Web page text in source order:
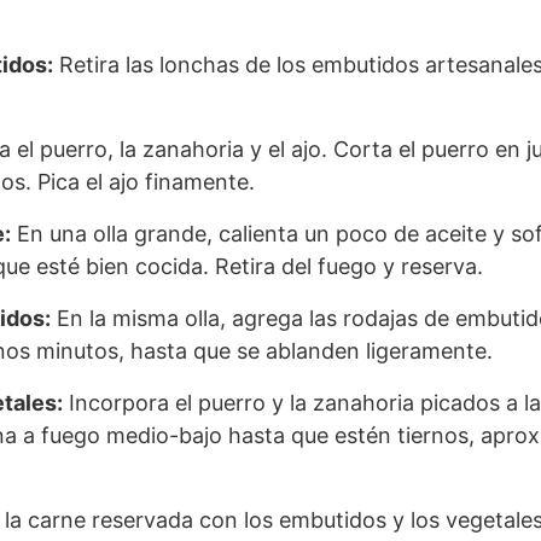
Retira las lonchas de los embutidos
el puerro, la zanahoria y el ajo. Corta el puerro en
Pica el ajo finamente.
En una olla grande, calienta un poco de aceite y
esté bien cocida. Retira del fuego y reserva.
En la misma olla, agrega las rodajas de
minutos, hasta que se ablanden ligeramente.
Incorpora el puerro y la zanahoria picados a
a fuego medio-bajo hasta que estén tiernos,
carne reservada con los embutidos y los